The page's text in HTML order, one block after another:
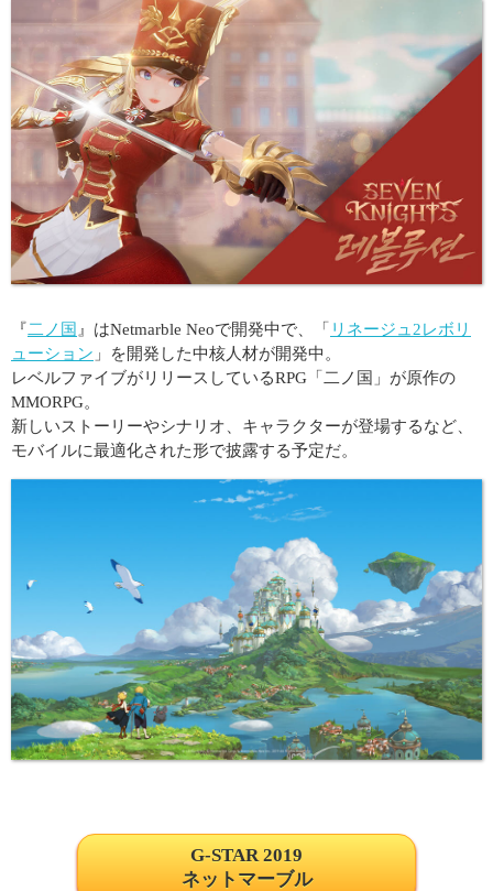
『二ノ国 』はNetmarble Neoで開発中で、「 リネージュ2レボリ
ューション 」を開発した中核人材が開発中。
レベルファイブがリリースしているRPG「二ノ国」が原作の
MMORPG。
新しいストーリーやシナリオ、キャラクターが登場するなど、
モバイルに最適化された形で披露する予定だ。
G-STAR 2019
ネットマーブル